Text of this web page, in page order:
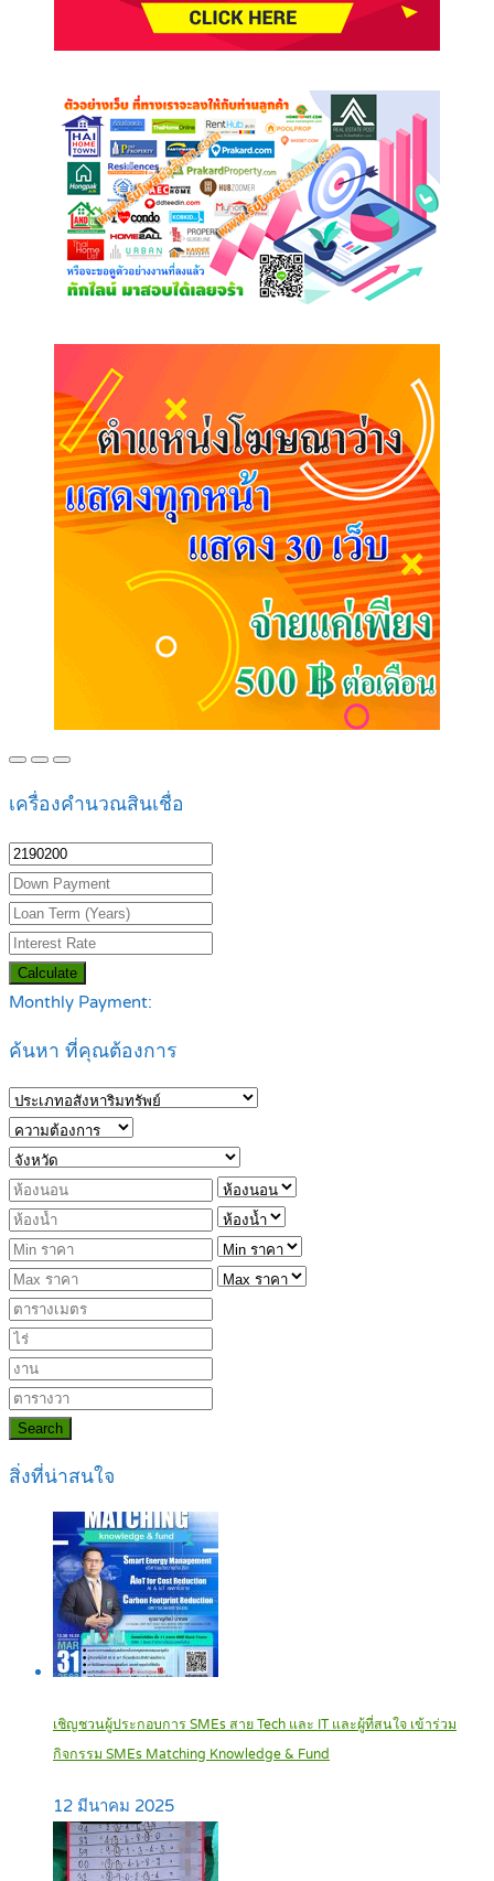
เครื่องคำนวณสินเชื่อ
Calculate
Monthly Payment:
ค้นหา ที่คุณต้องการ
Search
สิ่งที่น่าสนใจ
เชิญชวนผู้ประกอบการ SMEs สาย Tech และ IT และผู้ที่สนใจ เข้าร่วม
กิจกรรม SMEs Matching Knowledge & Fund
12 มีนาคม 2025